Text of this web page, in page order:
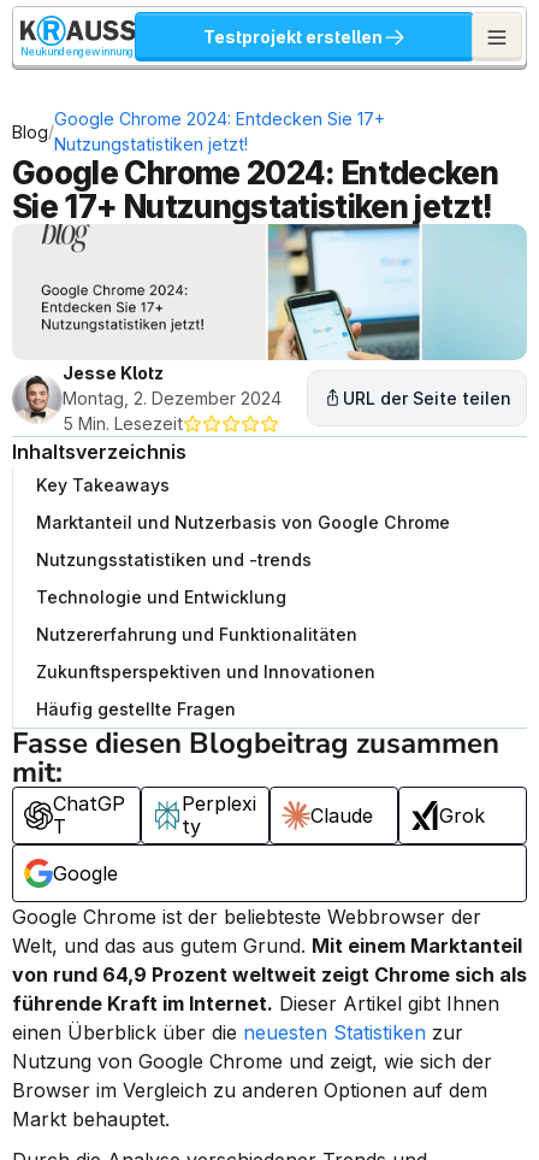
Neukundengewinnung
Testprojekt erstellen
Blog/
Google Chrome 2024: Entdecken Sie 17+
Nutzungstatistiken jetzt!
Google Chrome 2024: Entdecken
Sie 17+ Nutzungstatistiken jetzt!
Jesse Klotz
Montag, 2. Dezember 2024
5 Min. Lesezeit
URL der Seite teilen
Inhaltsverzeichnis
Key Takeaways
Marktanteil und Nutzerbasis von Google Chrome
Nutzungsstatistiken und -trends
Technologie und Entwicklung
Nutzererfahrung und Funktionalitäten
Zukunftsperspektiven und Innovationen
Häufig gestellte Fragen
Fasse diesen Blogbeitrag zusammen
mit:
ChatGP
T
Perplexi
ty
Claude Grok
Google
Google Chrome ist der beliebteste Webbrowser der
Welt, und das aus gutem Grund. Mit einem Marktanteil
von rund 64,9 Prozent weltweit zeigt Chrome sich als
führende Kraft im Internet. Dieser Artikel gibt Ihnen
einen Überblick über die neuesten Statistiken zur
Nutzung von Google Chrome und zeigt, wie sich der
Browser im Vergleich zu anderen Optionen auf dem
Markt behauptet.